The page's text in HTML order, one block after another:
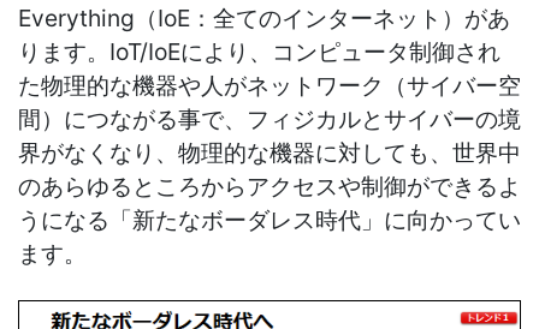
Everything（IoE：全てのインターネット）があ
ります。IoT/IoEにより、コンピュータ制御され
た物理的な機器や人がネットワーク（サイバー空
間）につながる事で、フィジカルとサイバーの境
界がなくなり、物理的な機器に対しても、世界中
のあらゆるところからアクセスや制御ができるよ
うになる「新たなボーダレス時代」に向かってい
ます。